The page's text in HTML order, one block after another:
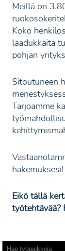
Meillä on
Koko
laadukkaita
pohjan
Sitoutuneen
Tarjoamme
hakemuksesi!
Eikö tällä
työtehtävää?